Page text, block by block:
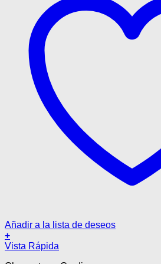
Añadir a la lista de deseos
+
Este
Vista Rápida